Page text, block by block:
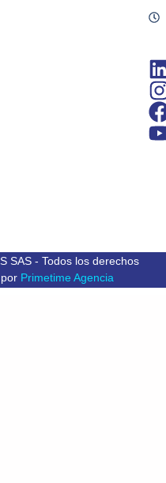
SAS - Todos los derechos
Primetime Agencia